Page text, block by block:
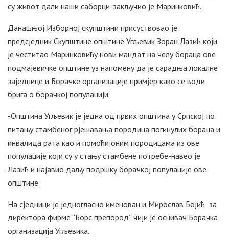
су живот дали наши саборци-закључио је Маринковић.
Данашњој Изборној скупштини присуствовао је
предсједник Скупштине општине Угљевик Зоран Лазић који
је честитао Маринковићу нови мандат на челу бораца ове
подмајевичке општине уз напомену да је сарадња локалне
заједнице и Борачке организације примјер како се води
брига о борачкој популацији.
-Општина Угљевик је једна од првих општина у Српској по
питању стамбеног рјешавања породица погинулих бораца и
инвалида рата као и помоћи оним породицама из ове
популације који су у стању стамбене потребе-навео је
Лазић и најавио даљу подршку борачкој популације ове
општине.
На сједници је једногласно именован и Мирослав Бојић за
директора фирме “Борс препород” чији је оснивач Борачка
организација Угљевика.